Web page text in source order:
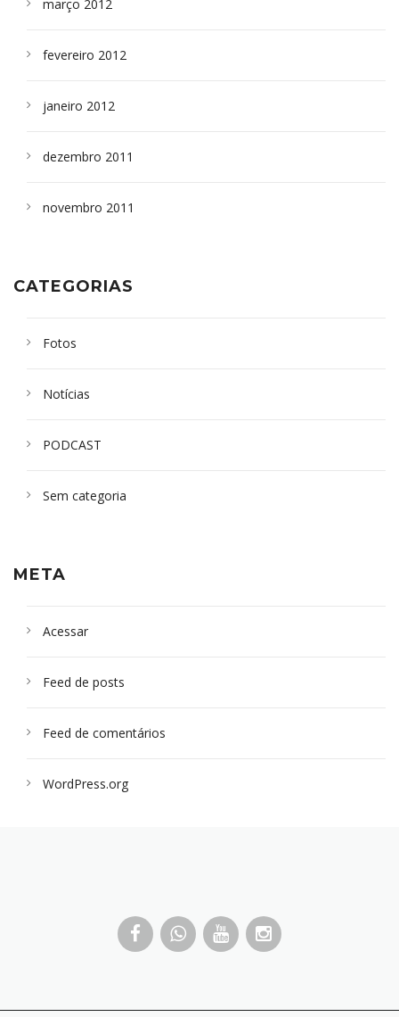
março 2012
fevereiro 2012
janeiro 2012
dezembro 2011
novembro 2011
CATEGORIAS
Fotos
Notícias
PODCAST
Sem categoria
META
Acessar
Feed de posts
Feed de comentários
WordPress.org